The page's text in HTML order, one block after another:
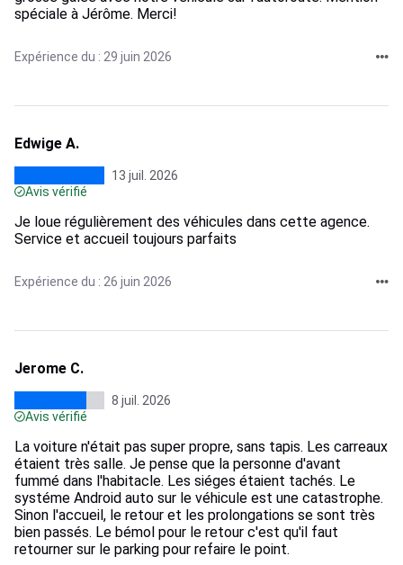
spéciale à Jérôme. Merci!
Expérience du : 29 juin 2026
Edwige A.
13 juil. 2026
Avis vérifié
Je loue régulièrement des véhicules dans cette agence.
Service et accueil toujours parfaits
Expérience du : 26 juin 2026
Jerome C.
8 juil. 2026
Avis vérifié
La voiture n'était pas super propre, sans tapis. Les carreaux
étaient très salle. Je pense que la personne d'avant
fummé dans l'habitacle. Les siéges étaient tachés. Le
systéme Android auto sur le véhicule est une catastrophe.
Sinon l'accueil, le retour et les prolongations se sont très
bien passés. Le bémol pour le retour c'est qu'il faut
retourner sur le parking pour refaire le point.